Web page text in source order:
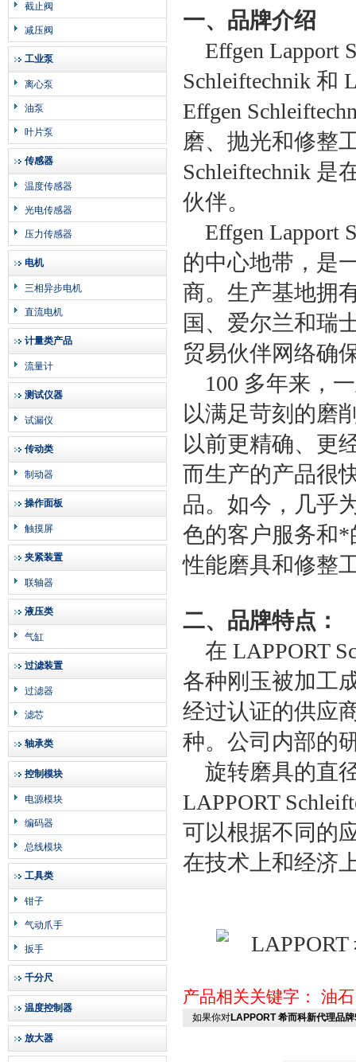
截止阀
减压阀
工业泵
离心泵
油泵
叶片泵
传感器
温度传感器
光电传感器
压力传感器
电机
三相异步电机
直流电机
计量类产品
流量计
测试仪器
试漏仪
传动类
制动器
操作面板
触摸屏
夹紧装置
联轴器
液压类
气缸
过滤装置
过滤器
滤芯
轴承类
控制模块
电源模块
编码器
总线模块
工具类
钳子
气动爪手
扳手
千分尺
温度控制器
放大器
一、品牌介绍
Effgen Lapport
Schleiftechnik 和
Effgen
磨、抛光和修整
Schleiftechnik 是
伙伴。
Effgen Lapport
的中心地带，是
商。生产基地拥
国、爱尔兰和瑞
贸易伙伴网络确
100 多年来，
以满足苛刻的磨
以前更精确、更
而生产的产品很
品。如今，几乎
色的客户服务和
性能磨具和修整
二、品牌特点：
在 LAPPORT
各种刚玉被加工
经过认证的供应
种。公司内部的
旋转磨具的直
LAPPORT
可以根据不同的
在技术上和经济
产品相关关键字： 油石
如果你对LAPPORT 希而科新代理品